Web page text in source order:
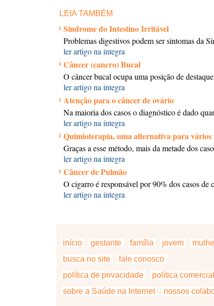
LEIA TAMBÉM
Síndrome do Intestino Irritável
Problemas digestivos podem ser sintomas da
ler artigo na íntegra
Câncer (cancro) Bucal
O câncer bucal ocupa uma posição de
ler artigo na íntegra
Atenção para o câncer de ovário
Na maioria dos casos o diagnóstico é dado
ler artigo na íntegra
Quimioterapia, uma alternativa para vários
Graças a esse método, mais da metade dos
ler artigo na íntegra
Câncer de Pulmão
O cigarro é responsável por 90% dos casos de
ler artigo na íntegra
início gestante família jovem
busca no site
fale conosco
política de privacidade
política comercial
sobre a Saúde na Internet
nossos